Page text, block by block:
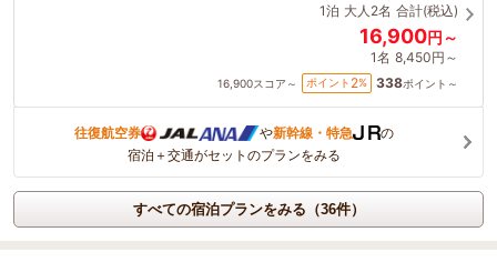
1泊 大人2名 合計(税込)
16,900円～
1名 8,450円～
16,900スコア～ ポイント 2% 338ポイント～
往復航空券 や新幹線・特急
の
宿泊＋交通がセットのプランをみる
すべての宿泊プランをみる（36件）